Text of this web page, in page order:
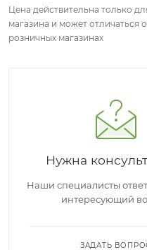
Цена действительна только
магазина и может отличаться
розничных магазинах
Нужна
Наши специалисты
интересующий
ЗАДАТЬ